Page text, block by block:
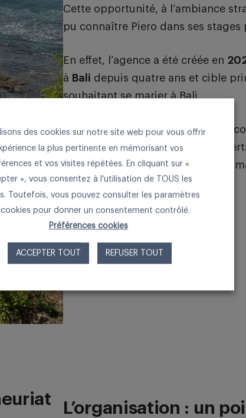
Cette opportunité, à l’ambiance
pu connaître Piero dans ses stages
En effet, l’agence a été créée en
à Bali depuis quatre ans et cible
souhaitant se marier à Bali.
Selon notre étudiant, une équipe
personnes signifie qu’il y a une
permet de travailler main dans la
L’organisation : un
des cookies sur notre site web pour vous offrir
la plus pertinente en mémorisant vos
et vos visites répétées. En cliquant sur «
», vous consentez à l'utilisation de TOUS les
Toutefois, vous pouvez consulter les paramètres
pour donner un consentement contrôlé.
Préférences cookies
ACCEPTER TOUT REFUSER TOUT